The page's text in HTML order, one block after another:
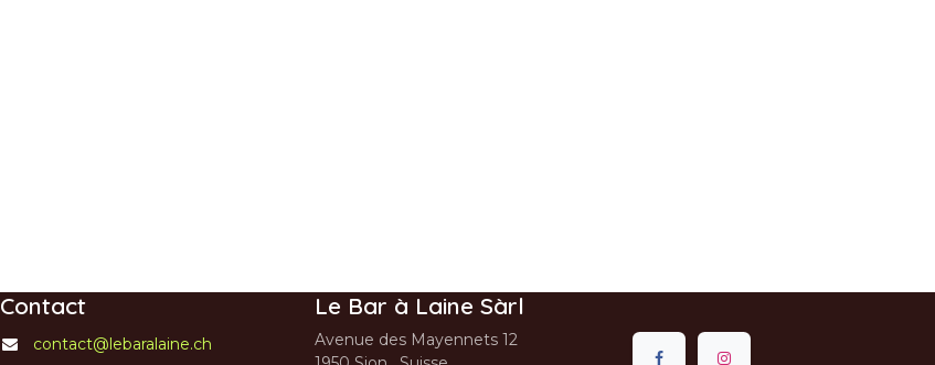
Contact
contact@lebaralaine.ch
Le Bar à Laine Sàrl
Avenue des Mayennets 12